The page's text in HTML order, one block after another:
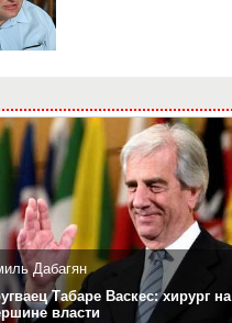
Дабагян
Табаре Васкес: хирург на
власти